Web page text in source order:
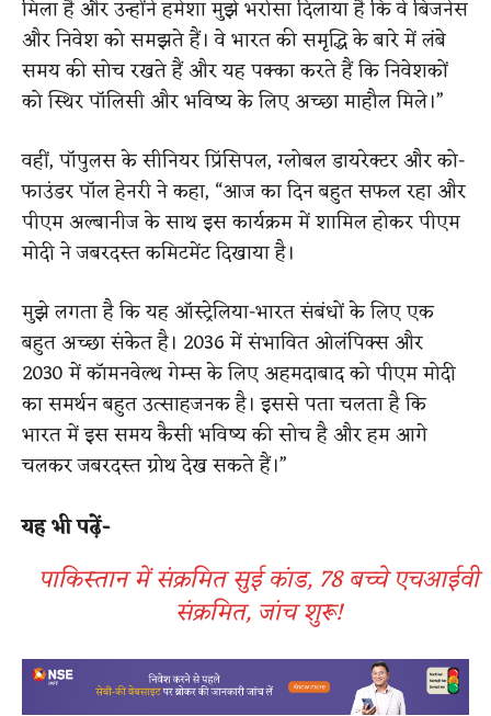
मिला है और उन्होंने हमेशा मुझे भरोसा दिलाया है कि वे बिजनेस
और निवेश को समझते हैं। वे भारत की समृद्धि के बारे में लंबे
समय की सोच रखते हैं और यह पक्का करते हैं कि निवेशकों
को स्थिर पॉलिसी और भविष्य के लिए अच्छा माहौल मिले।”
वहीं, पॉपुलस के सीनियर प्रिंसिपल, ग्लोबल डायरेक्टर और को-
फाउंडर पॉल हेनरी ने कहा, “आज का दिन बहुत सफल रहा और
पीएम अल्बानीज के साथ इस कार्यक्रम में शामिल होकर पीएम
मोदी ने जबरदस्त कमिटमेंट दिखाया है।
मुझे लगता है कि यह ऑस्ट्रेलिया-भारत संबंधों के लिए एक
बहुत अच्छा संकेत है। 2036 में संभावित ओलंपिक्स और
2030 में कॉमनवेल्थ गेम्स के लिए अहमदाबाद को पीएम मोदी
का समर्थन बहुत उत्साहजनक है। इससे पता चलता है कि
भारत में इस समय कैसी भविष्य की सोच है और हम आगे
चलकर जबरदस्त ग्रोथ देख सकते हैं।”
यह भी पढ़ें-
पाकिस्तान में संक्रमित सुई कांड, 78 बच्चे एचआईवी
संक्रमित, जांच शुरू!